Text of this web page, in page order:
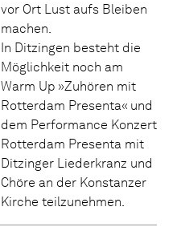
vor Ort Lust aufs Bleiben
machen.
In Ditzingen besteht die
Möglichkeit noch am
Warm Up »Zuhören mit
Rotterdam Presenta« und
dem Performance Konzert
Rotterdam Presenta mit
Ditzinger Liederkranz und
Chöre an der Konstanzer
Kirche teilzunehmen.